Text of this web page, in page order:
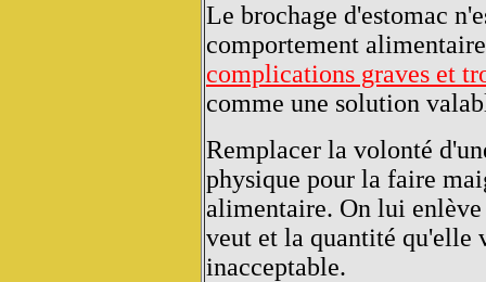
Le brochage d'estomac
comportement
complications graves et
comme une solution
Remplacer la volonté
physique pour la faire
alimentaire. On lui
veut et la quantité qu'elle
inacceptable.